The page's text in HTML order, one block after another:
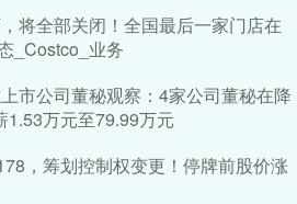
将全部关闭！全国最后一家门店在
_Costco_业务
市公司董秘观察：4家公司董秘在降
1.53万元至79.99万元
，筹划控制权变更！停牌前股价涨